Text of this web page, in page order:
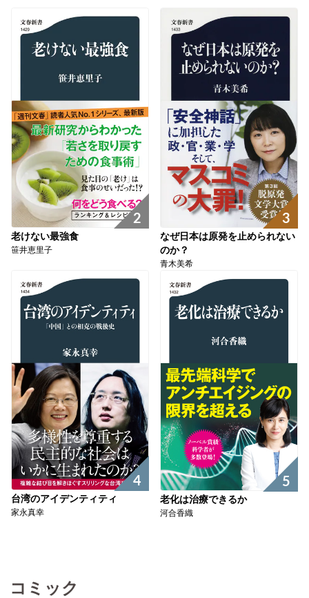
2
老けない最強食
笹井恵里子
3
なぜ日本は原発を止められない
のか？
青木美希
4
台湾のアイデンティティ
家永真幸
5
老化は治療できるか
河合香織
コミック